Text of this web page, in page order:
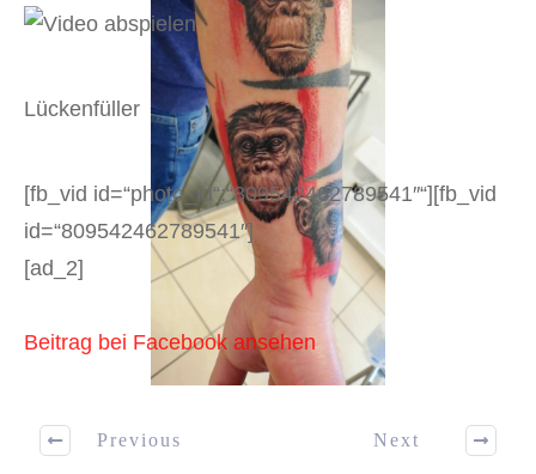
Lückenfüller
[fb_vid id=“photo_id“:“809542462789541″“][fb_vid
id=“809542462789541″]
[ad_2]
Beitrag bei Facebook ansehen
Previous Next